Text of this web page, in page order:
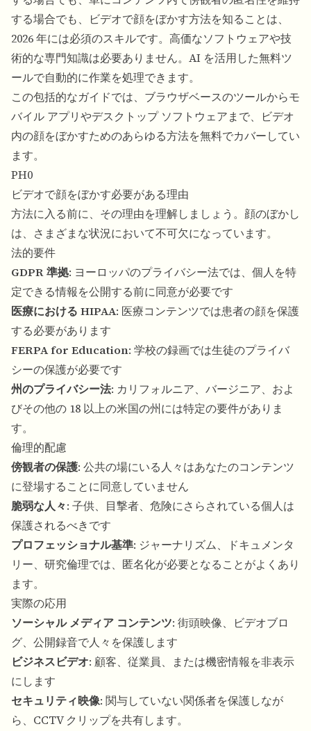
する場合でも、ビデオで顔をぼかす方法を知ることは、
2026 年には必須のスキルです。高価なソフトウェアや技
術的な専門知識は必要ありません。AI を活用した無料ツ
ールで自動的に作業を処理できます。
この包括的なガイドでは、ブラウザベースのツールからモ
バイル アプリやデスクトップ ソフトウェアまで、ビデオ
内の顔をぼかすためのあらゆる方法を無料でカバーしてい
ます。
PH0
ビデオで顔をぼかす必要がある理由
方法に入る前に、その理由を理解しましょう。顔のぼかし
は、さまざまな状況において不可欠になっています。
法的要件
GDPR 準拠: ヨーロッパのプライバシー法では、個人を特
定できる情報を公開する前に同意が必要です
医療における HIPAA: 医療コンテンツでは患者の顔を保護
する必要があります
FERPA for Education: 学校の録画では生徒のプライバ
シーの保護が必要です
州のプライバシー法: カリフォルニア、バージニア、およ
びその他の 18 以上の米国の州には特定の要件がありま
す。
倫理的配慮
傍観者の保護: 公共の場にいる人々はあなたのコンテンツ
に登場することに同意していません
脆弱な人々: 子供、目撃者、危険にさらされている個人は
保護されるべきです
プロフェッショナル基準: ジャーナリズム、ドキュメンタ
リー、研究倫理では、匿名化が必要となることがよくあり
ます。
実際の応用
ソーシャル メディア コンテンツ: 街頭映像、ビデオブロ
グ、公開録音で人々を保護します
ビジネスビデオ: 顧客、従業員、または機密情報を非表示
にします
セキュリティ映像: 関与していない関係者を保護しなが
ら、CCTV クリップを共有します。